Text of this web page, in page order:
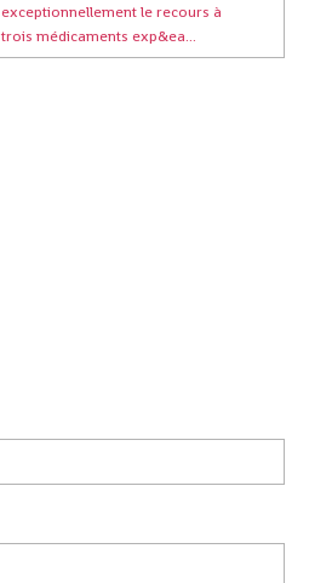
exceptionnellement le recours à
trois médicaments exp&ea...